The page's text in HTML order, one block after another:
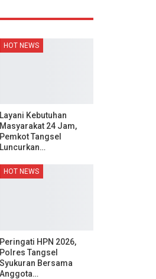
HOT NEWS
Layani Kebutuhan
Masyarakat 24 Jam,
Pemkot Tangsel
Luncurkan…
HOT NEWS
Peringati HPN 2026,
Polres Tangsel
Syukuran Bersama
Anggota…